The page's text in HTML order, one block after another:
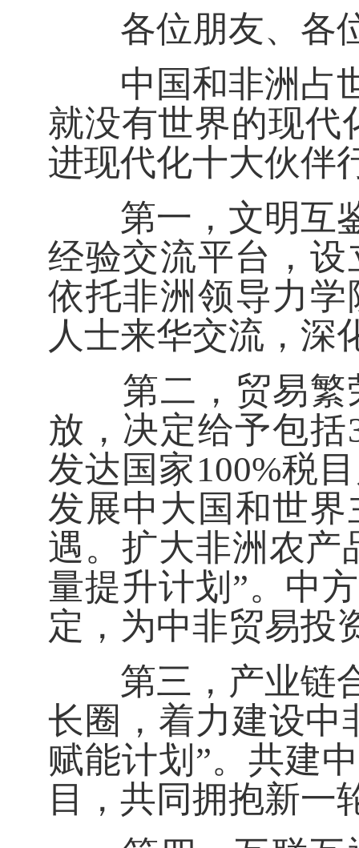
各位朋友、各
中国和非洲占世
就没有世界的现代
进现代化十大伙伴
第一，文明互鉴
经验交流平台，
依托非洲领导力
人士来华交流，深
第二，贸易繁
放，决定给予包
发达国家100%税
发展中大国和世
遇。扩大非洲农产
量提升计划”。中
定，为中非贸易投
第三，产业链合
长圈，着力建设中
赋能计划”。共建
目，共同拥抱新一